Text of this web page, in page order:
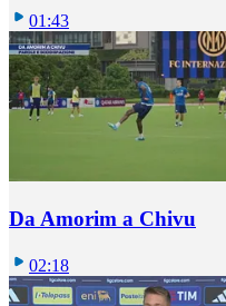
01:43
Da Amorim a Chivu
02:18